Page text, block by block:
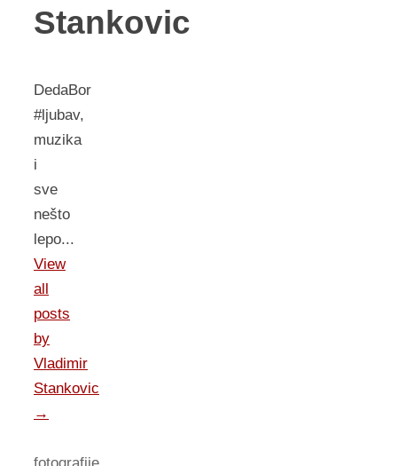
Stankovic
DedaBor
#ljubav,
muzika
i
sve
nešto
lepo...
View
all
posts
by
Vladimir
Stankovic
→